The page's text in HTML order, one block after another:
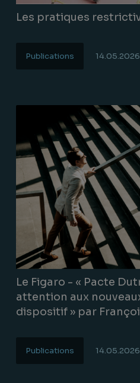
Les pratiques
Publications 14.05.2026
Le Figaro - « Pacte
attention aux
dispositif » par
Publications 14.05.2026